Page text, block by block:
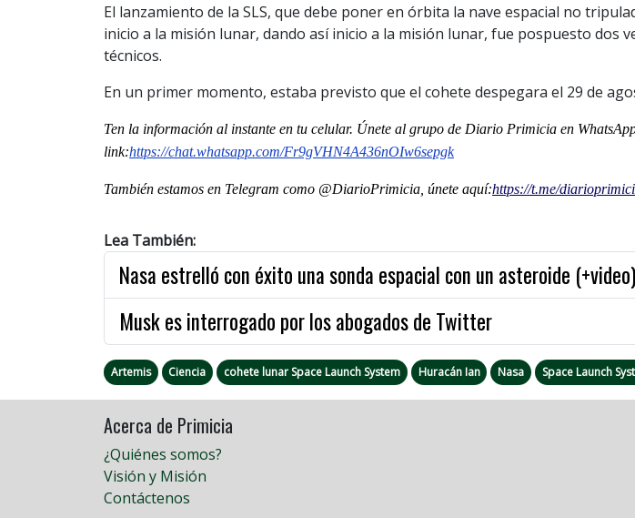
El lanzamiento de la SLS, que debe poner en órbita la nave espacial no
inicio a la misión lunar, dando así inicio a la misión lunar, fue pospuesto dos
técnicos.
En un primer momento, estaba previsto que el cohete despegara el 29 de
Ten la información al instante en tu celular. Únete al grupo de Diario Primicia en
link:https://chat.whatsapp.com/Fr9gVHN4A436nOIw6sepgk
También estamos en Telegram como @DiarioPrimicia, únete aquí:https://t.me/
Lea También:
Nasa estrelló con éxito una sonda espacial con un asteroide (+video)
Musk es interrogado por los abogados de Twitter
Artemis Ciencia cohete lunar Space Launch System Huracán Ian Nasa Space Launch
Acerca de Primicia
¿Quiénes somos?
Visión y Misión
Contáctenos